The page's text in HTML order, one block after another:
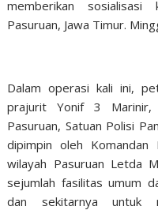
memberikan
Pasuruan, Jawa Timur.
Dalam operasi kali ini,
prajurit Yonif 3 Marinir,
Pasuruan, Satuan Polisi
dipimpin oleh Komandan
wilayah Pasuruan Letda
sejumlah fasilitas umum
dan sekitarnya untuk